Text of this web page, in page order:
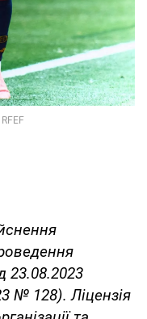
23.08.2023
№ 128). Ліцензія